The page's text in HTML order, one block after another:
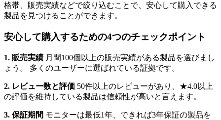
格帯、販売実績などで絞り込むことで、安心して購入できる
製品を見つけることができます。
安心して購入するための4つのチェックポイント
1. 販売実績 月間100個以上の販売実績がある製品を選びまし
ょう。 多くのユーザーに選ばれている証拠です。
2. レビュー数と評価 50件以上のレビューがあり、★4.0以上
の評価を維持している製品は信頼性が高いと言えます。
3. 保証期間 モニターは最低1年、できれば3年保証の製品を